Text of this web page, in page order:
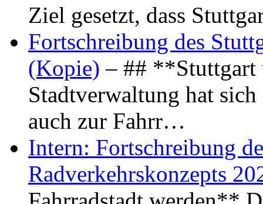
Ziel gesetzt, dass
Fortschreibung des
(Kopie) – ## **Stuttgart
Stadtverwaltung hat
auch zur Fahrr…
Intern: Fortschreibung
Radverkehrskonzepts